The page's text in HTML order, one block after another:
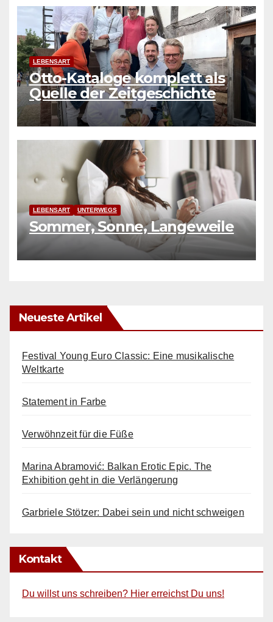
LEBENSART
Otto-Kataloge komplett als
Quelle der Zeitgeschichte
LEBENSART UNTERWEGS
Sommer, Sonne, Langeweile
Neueste Artikel
Festival Young Euro Classic: Eine musikalische
Weltkarte
Statement in Farbe
Verwöhnzeit für die Füße
Marina Abramović: Balkan Erotic Epic. The
Exhibition geht in die Verlängerung
Garbriele Stötzer: Dabei sein und nicht schweigen
Kontakt
Du willst uns schreiben? Hier erreichst Du uns!